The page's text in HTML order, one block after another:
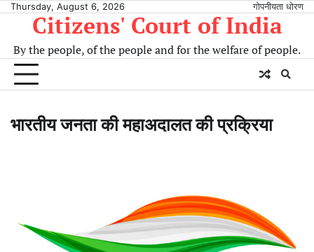
SkipThursday, August 6, 2026 गोपनीयता धोरण
Citizens' Court of India
By the people, of the people and for the welfare of people.
भारतीय जनता की महाअदालत की प्रक्रिया